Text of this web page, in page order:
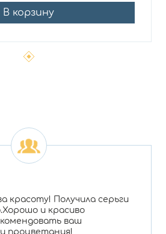
В корзину
красоту! Получила серьги
и красиво
ваш
и процветания!